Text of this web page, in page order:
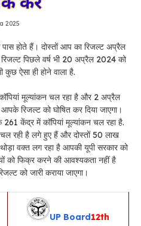
2025
होते हैं। दोस्तों आप का रिजल्ट अप्रैल
रिजल्ट पिछले वर्ष भी 20 अप्रैल 2024 को
कुछ ऐसा ही होने वाला है.
मूल्यांकन चल रहा है और 2 अप्रैल
रिजल्ट को घोषित कर दिया जाएगा।
261 केंद्र में कॉपियां मूल्यांकन चल रहा है.
रही है लगे हुए हैं और दोस्तों 50 लाख
थोड़ा वक्त लग रहा है आपकी यूपी सरकार को
को फिक्र करने की आवश्यकता नहीं है
को जारी कराया जाएगा।
UP Board12th